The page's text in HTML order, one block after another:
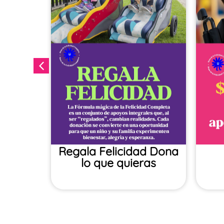
Regala Felicidad​ Dona
lo que quieras